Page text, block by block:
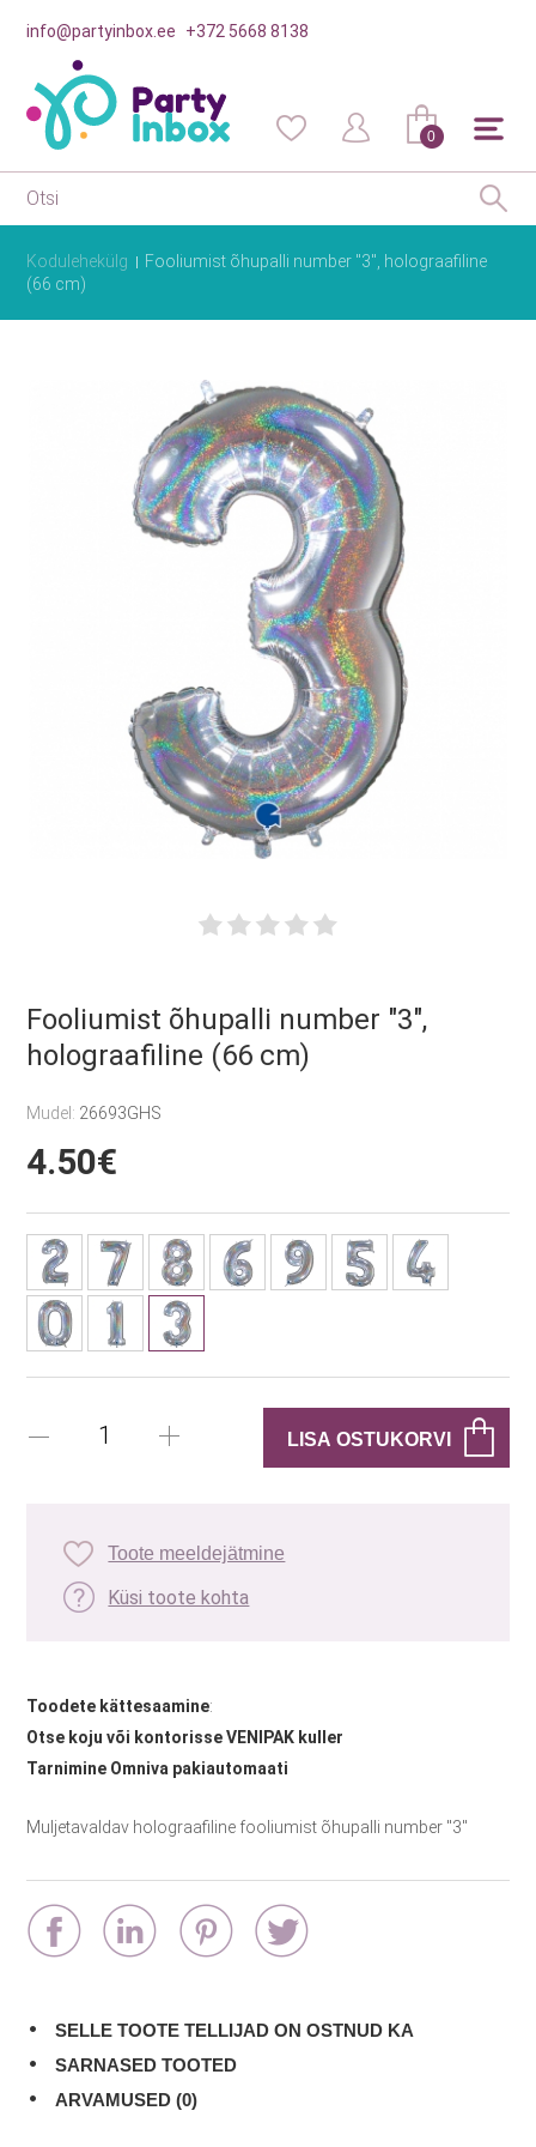
info@partyinbox.ee +372 5668 8138
0
Kodulehekülg
Fooliumist õhupalli number "3", holograafiline
(66 cm)
Fooliumist õhupalli number "3",
holograafiline (66 cm)
Mudel: 26693GHS
4.50€
Toote meeldejätmine
Küsi toote kohta
Toodete kättesaamine:
Otse koju või kontorisse VENIPAK kuller
Tarnimine Omniva pakiautomaati
Muljetavaldav holograafiline fooliumist õhupalli number "3"
SELLE TOOTE TELLIJAD ON OSTNUD KA
SARNASED TOOTED
ARVAMUSED (0)